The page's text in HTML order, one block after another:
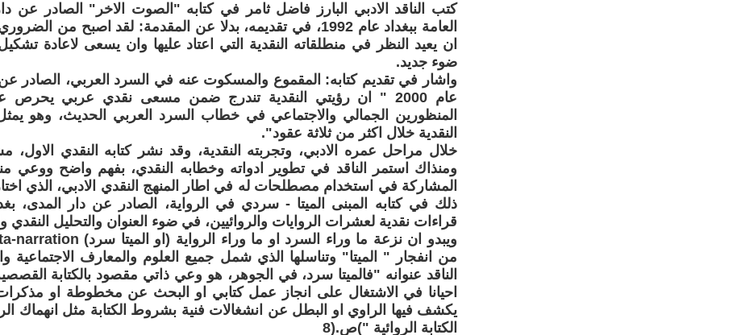
كتب الناقد الادبي البارز فاضل ثامر في كتابه "الصوت الاخر" الصادر عن
العامة ببغداد عام 1992، في تقديمه، بدلا عن المقدمة: لقد اصبح من
ان يعيد النظر في منطلقاته النقدية التي اعتاد عليها وان يسعى لاعادة
ضوء جديد.
واشار في تقديم كتابه: المقموع والمسكوت عنه في السرد العربي، الصادر عن
عام 2000 " ان رؤيتي النقدية تندرج ضمن مسعى نقدي عربي يحرص
المنظورين الجمالي والاجتماعي في خطاب السرد العربي الحديث، وهو
النقدية خلال اكثر من ثلاثة عقود".
ومنذاك استمر الناقد في تطوير ادواته وخطابه النقدي، بفهم واضح ووعي
المشاركة في استخدام مصطلحات له في اطار المنهج النقدي الادبي، الذي
قراءات نقدية لعشرات الروايات والروائيين، في ضوء العنوان والتحليل النقدي
من انفجار " الميتا" وتناسلها الذي شمل جميع العلوم والمعارف الاجتماعية
الناقد عنوانه "فالميتا سرد، في الجوهر، هو وعي ذاتي مقصود بالكتابة
احيانا في الاشتغال على انجاز عمل كتابي او البحث عن مخطوطة او مذكرات
يكشف فيها الراوي او البطل عن انشغالات فنية بشروط الكتابة مثل انهماك
الكتابة الروائية ")ص.(8